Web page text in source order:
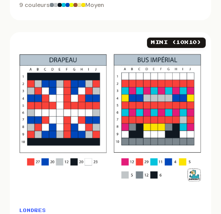
9 couleurs Moyen
MINI (10X10)
LONDRES